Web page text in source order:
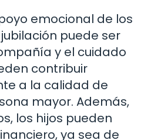
emocional de los
puede ser
y el cuidado
contribuir
a la calidad de
mayor. Además,
los hijos pueden
ya sea de